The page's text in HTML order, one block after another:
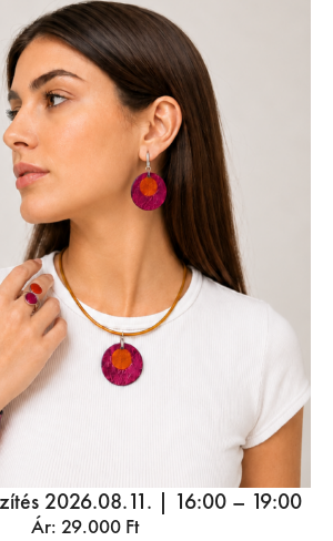
2026.08.11. | 16:00 – 19:00
Ár: 29.000 Ft